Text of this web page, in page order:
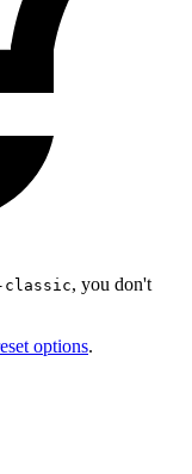
classic, you don't
options.